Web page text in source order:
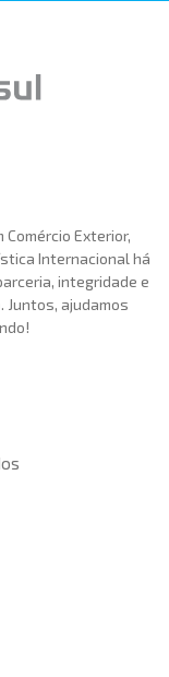
Exterior,
Internacional há
integridade e
Juntos, ajudamos